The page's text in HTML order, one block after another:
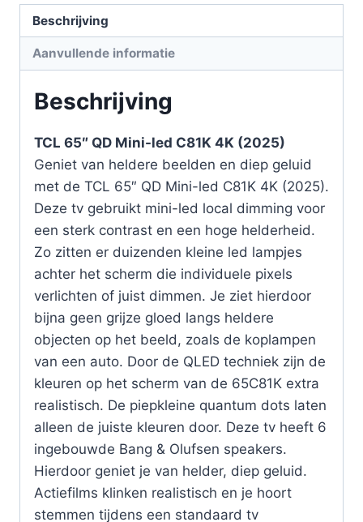
Beschrijving
Aanvullende informatie
Beschrijving
TCL 65″ QD Mini-led C81K 4K (2025)
Geniet van heldere beelden en diep geluid
met de TCL 65″ QD Mini-led C81K 4K (2025).
Deze tv gebruikt mini-led local dimming voor
een sterk contrast en een hoge helderheid.
Zo zitten er duizenden kleine led lampjes
achter het scherm die individuele pixels
verlichten of juist dimmen. Je ziet hierdoor
bijna geen grijze gloed langs heldere
objecten op het beeld, zoals de koplampen
van een auto. Door de QLED techniek zijn de
kleuren op het scherm van de 65C81K extra
realistisch. De piepkleine quantum dots laten
alleen de juiste kleuren door. Deze tv heeft 6
ingebouwde Bang & Olufsen speakers.
Hierdoor geniet je van helder, diep geluid.
Actiefilms klinken realistisch en je hoort
stemmen tijdens een standaard tv